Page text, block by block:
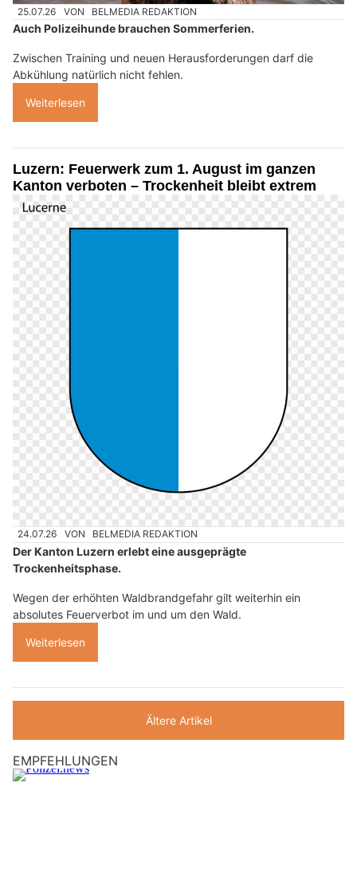
25.07.26 VON BELMEDIA REDAKTION
Auch Polizeihunde brauchen Sommerferien.
Zwischen Training und neuen Herausforderungen darf die
Abkühlung natürlich nicht fehlen.
Weiterlesen
Luzern: Feuerwerk zum 1. August im ganzen
Kanton verboten – Trockenheit bleibt extrem
24.07.26 VON BELMEDIA REDAKTION
Der Kanton Luzern erlebt eine ausgeprägte
Trockenheitsphase.
Wegen der erhöhten Waldbrandgefahr gilt weiterhin ein
absolutes Feuerverbot im und um den Wald.
Weiterlesen
Ältere Artikel
EMPFEHLUNGEN